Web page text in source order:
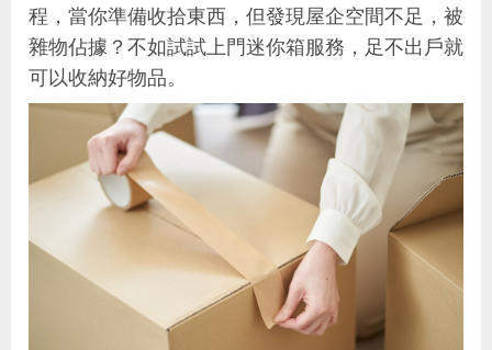
程，當你準備收拾東西，但發現屋企空間不足，被
雜物佔據？不如試試上門迷你箱服務，足不出戶就
可以收納好物品。